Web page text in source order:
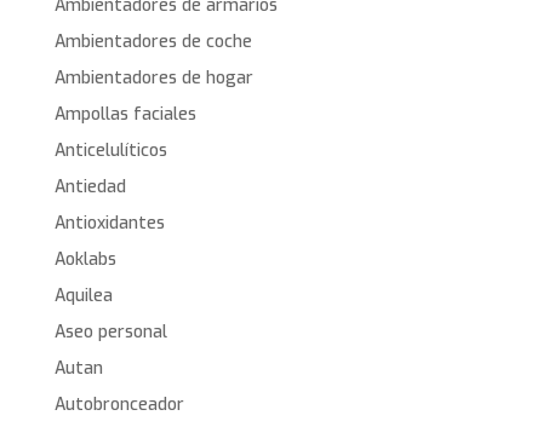
Ambientadores de armarios
Ambientadores de coche
Ambientadores de hogar
Ampollas faciales
Anticelulíticos
Antiedad
Antioxidantes
Aoklabs
Aquilea
Aseo personal
Autan
Autobronceador